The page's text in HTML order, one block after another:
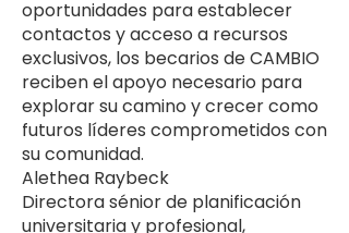
oportunidades para establecer
contactos y acceso a recursos
exclusivos, los becarios de CAMBIO
reciben el apoyo necesario para
explorar su camino y crecer como
futuros líderes comprometidos con
su comunidad.
Alethea Raybeck
Directora sénior de planificación
universitaria y profesional,